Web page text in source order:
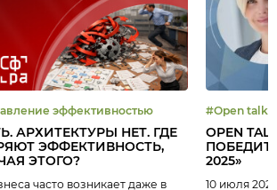
#Управление эффективностью
АРХИТЕКТУРЫ НЕТ. ГДЕ
ЭФФЕКТИВНОСТЬ,
ЭТОГО?
часто возникает даже в
OPEN
2025»
10 июля